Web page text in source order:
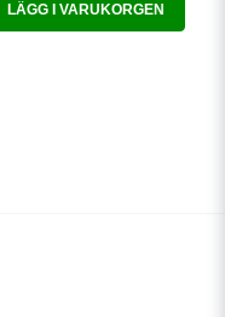
LÄGG I VARUKORGEN